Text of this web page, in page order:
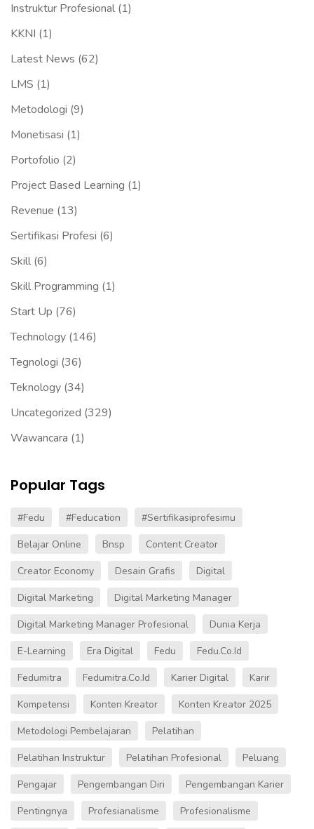
Instruktur Profesional (1)
KKNI (1)
Latest News (62)
LMS (1)
Metodologi (9)
Monetisasi (1)
Portofolio (2)
Project Based Learning (1)
Revenue (13)
Sertifikasi Profesi (6)
Skill (6)
Skill Programming (1)
Start Up (76)
Technology (146)
Tegnologi (36)
Teknology (34)
Uncategorized (329)
Wawancara (1)
Popular Tags
#fedu #Feducation
#sertifikasiprofesimu
Belajar Online
Bnsp
Content Creator
Creator Economy
Desain Grafis
Digital
Digital Marketing
Digital Marketing Manager
Digital Marketing Manager Profesional
Dunia Kerja
E-Learning
Era Digital Fedu
Fedu.co.id
Fedumitra
Fedumitra.co.id Karier Digital
Karir
Kompetensi
Konten Kreator
Konten Kreator 2025
Metodologi Pembelajaran
Pelatihan
Pelatihan Instruktur
Pelatihan Profesional
Peluang
Pengajar
Pengembangan Diri
Pengembangan Karier
Pentingnya
Profesianalisme
Profesionalisme